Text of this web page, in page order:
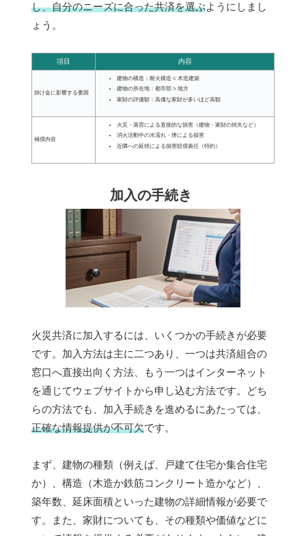
し、自分のニーズに合った共済を選ぶようにしまし
ょう。
項目 内容
掛け金に影響する要因
建物の構造：耐火構造 < 木造建築
建物の所在地：都市部 > 地方
家財の評価額：高価な家財が多いほど高額
補償内容
火災・落雷による直接的な損害（建物・家財の焼失など）
消火活動中の水濡れ・煙による損害
近隣への延焼による損害賠償責任（特約）
加入の手続き
火災共済に加入するには、いくつかの手続きが必要
です。加入方法は主に二つあり、一つは共済組合の
窓口へ直接出向く方法、もう一つはインターネット
を通じてウェブサイトから申し込む方法です。どち
らの方法でも、加入手続きを進めるにあたっては、
正確な情報提供が不可欠です。
まず、建物の種類（例えば、戸建て住宅か集合住宅
か）、構造（木造か鉄筋コンクリート造かなど）、
築年数、延床面積といった建物の詳細情報が必要で
す。また、家財についても、その種類や価値などに